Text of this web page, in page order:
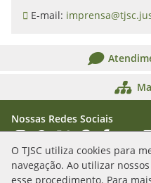
O TJSC utiliza cookies para
navegação. Ao utilizar
esse procedimento. Para
E-mail:
Nossas Redes Sociais
Acessar Instagram
Acessar WhatsApp
Acessar X
Acessar
Acessar
Rua Álvaro Millen da Silveira,